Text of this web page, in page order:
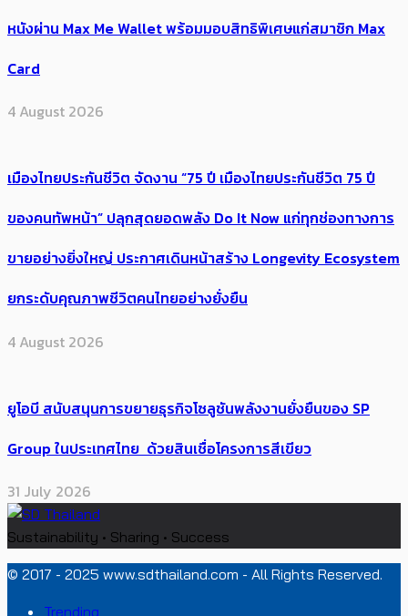
หนังผ่าน Max Me Wallet พร้อมมอบสิทธิพิเศษแก่สมาชิก Max
Card
4 August 2026
เมืองไทยประกันชีวิต จัดงาน “75 ปี เมืองไทยประกันชีวิต 75 ปี
ของคนทัพหน้า” ปลุกสุดยอดพลัง Do It Now แก่ทุกช่องทางการ
ขายอย่างยิ่งใหญ่ ประกาศเดินหน้าสร้าง Longevity Ecosystem
ยกระดับคุณภาพชีวิตคนไทยอย่างยั่งยืน
4 August 2026
ยูโอบี สนับสนุนการขยายธุรกิจโซลูชันพลังงานยั่งยืนของ SP
Group ในประเทศไทย ด้วยสินเชื่อโครงการสีเขียว
31 July 2026
Sustainability • Sharing • Success
© 2017 - 2025 www.sdthailand.com - All Rights Reserved.
Trending